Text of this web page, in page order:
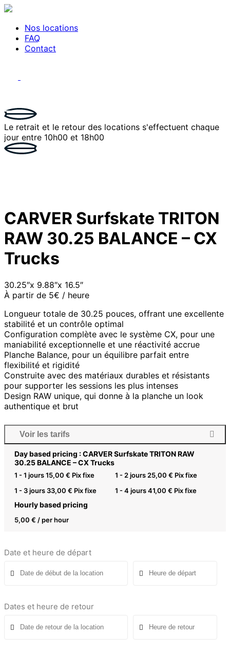
Nos locations
FAQ
Contact
navigation
Le retrait et le retour des locations s'effectuent chaque
jour entre 10h00 et 18h00
CARVER Surfskate TRITON
RAW 30.25 BALANCE – CX
Trucks
30.25″x 9.88″x 16.5″
À partir de 5€ / heure
Longueur totale de 30.25 pouces, offrant une excellente
stabilité et un contrôle optimal
Configuration complète avec le système CX, pour une
maniabilité exceptionnelle et une réactivité accrue
Planche Balance, pour un équilibre parfait entre
flexibilité et rigidité
Construite avec des matériaux durables et résistants
pour supporter les sessions les plus intenses
Design RAW unique, qui donne à la planche un look
authentique et brut
Voir les tarifs
Day based pricing : CARVER Surfskate TRITON RAW
30.25 BALANCE – CX Trucks
1 - 1 jours15,00 € Pix fixe 1 - 2 jours 25,00 € Pix fixe
1 - 3 jours 33,00 € Pix fixe 1 - 4 jours41,00 € Pix fixe
Hourly based pricing
5,00 € / per hour
Date et heure de départ
Dates et heure de retour